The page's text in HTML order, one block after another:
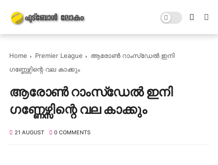
Home Premier League
ആരോൺ റാംസ്‌ഡേൽ ഇനി
ഗണ്ണേഴ്സിന്റെ വല കാക്കും
ആരോൺ റാംസ്‌ഡേൽ ഇനി
ഗണ്ണേഴ്സിന്റെ വല കാക്കും
21 AUGUST 0 COMMENTS